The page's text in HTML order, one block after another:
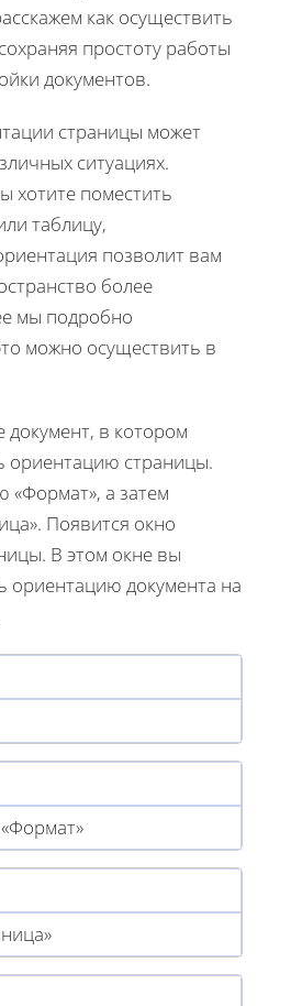
как осуществить
простоту работы
документов.
страницы может
ситуациях.
хотите поместить
таблицу,
позволит вам
более
мы подробно
можно осуществить в
документ, в котором
ориентацию страницы.
«Формат», а затем
Появится окно
В этом окне вы
ориентацию документа на